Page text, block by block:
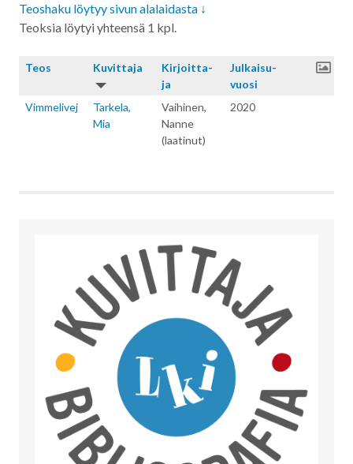
Teoshaku löytyy sivun alalaidasta ↓
Teoksia löytyi yhteensä 1 kpl.
Teos Kuvitta­ja
Kirjoitta­
ja
Julkaisu­
vuosi
Vimmelivej
Tarkela,
Mia
Vaihinen,
Nanne
(laatinut)
2020